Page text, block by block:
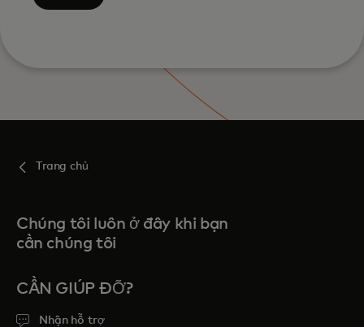
Trang chủ
Chúng tôi luôn ở đây khi bạn
cần chúng tôi
CẦN GIÚP ĐỠ?
Nhận hỗ trợ